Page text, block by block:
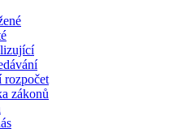
rozpočet
zákonů